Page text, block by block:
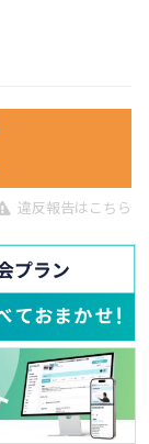
違反報告はこちら